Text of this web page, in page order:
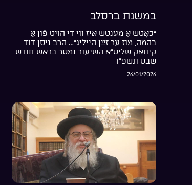
במשנת ברסלב
“כאָטש אַ מענטש איז ווי די הויט פֿון אַ
בהמה, מוז ער זײַן הייליג”… הרב ניסן דוד
קיוואק שליט”א השיעור נמסר בראש חודש
שבט תשפ”ו
26/01/2026